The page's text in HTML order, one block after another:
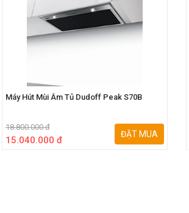
Máy Hút Mùi Âm Tủ Dudoff Peak S70B
18.800.000 đ
15.040.000 đ
ĐẶT MUA